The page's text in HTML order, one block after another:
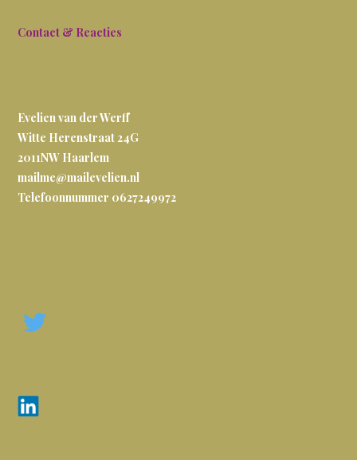
Contact & Reacties
Evelien van der Werff
Witte Herenstraat 24G
2011NW Haarlem
mailme@mailevelien.nl
Telefoonnummer 0627249972